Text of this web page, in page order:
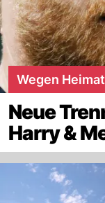
Wegen Heimat
Neue
Harry &